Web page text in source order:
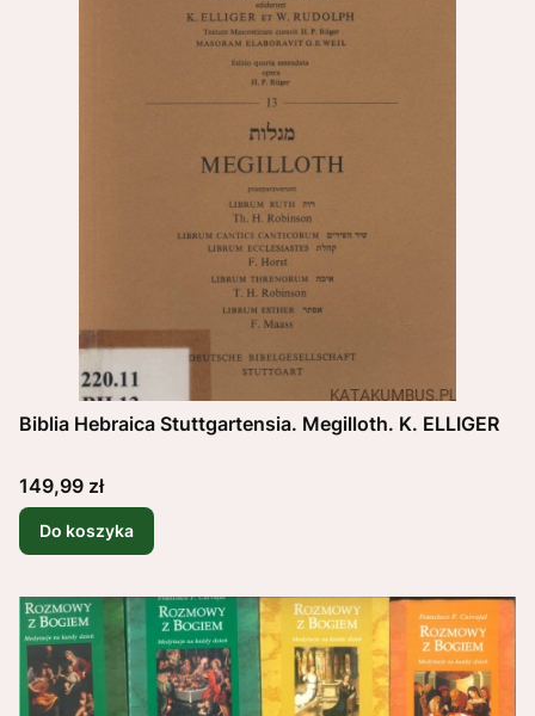
Biblia Hebraica Stuttgartensia. Megilloth. K. ELLIGER
Cena
149,99 zł
Do koszyka